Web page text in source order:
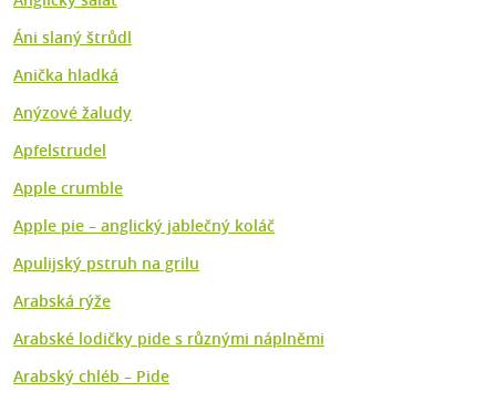
Áni slaný štrůdl
Anička hladká
Anýzové žaludy
Apfelstrudel
Apple crumble
Apple pie – anglický jablečný koláč
Apulijský pstruh na grilu
Arabská rýže
Arabské lodičky pide s různými náplněmi
Arabský chléb – Pide